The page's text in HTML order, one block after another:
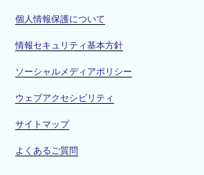
ド
で
く
個人情報保護について
情報セキュリティ基本方針
ソーシャルメディアポリシー
ウェブアクセシビリティ
サイトマップ
よくあるご質問